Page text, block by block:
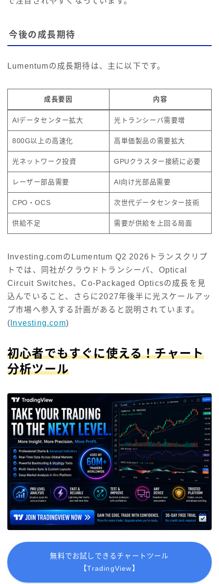
今後の成長期待
Lumentumの成長期待は、主に以下です。
成長要因 内容
AIデータセンター拡大 光トランシーバ需要増
800G以上の高速化 高単価製品の需要拡大
光ネットワーク投資 GPUクラスター接続に必要
レーザー部品需要 AI向け光部品需要
CPO・OCS 次世代データセンター技術
供給不足 需要が供給を上回る局面
Investing.comのLumentum Q2 2026トランスクリプ
トでは、同社がクラウドトランシーバ、Optical
Circuit Switches、Co-Packaged Opticsの成長を見
込んでいること、さらに2027年後半に光スケールアッ
プ市場へ参入する計画があると説明されています。
( Investing.com)
初心者でもすぐに使える！チャート
分析ツール
無料でお試しできるチャートツール
【TradingView】